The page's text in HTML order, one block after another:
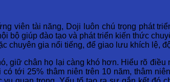
viên tài năng, Doji luôn chú trọng phát
bộ giúp đào tạo và phát triển kiến thức
chuyên gia nổi tiếng, để giao lưu khích lệ,
giữ chân họ lại càng khó hơn. Hiểu rõ
tới 25% thâm niên trên 10 năm, thâm